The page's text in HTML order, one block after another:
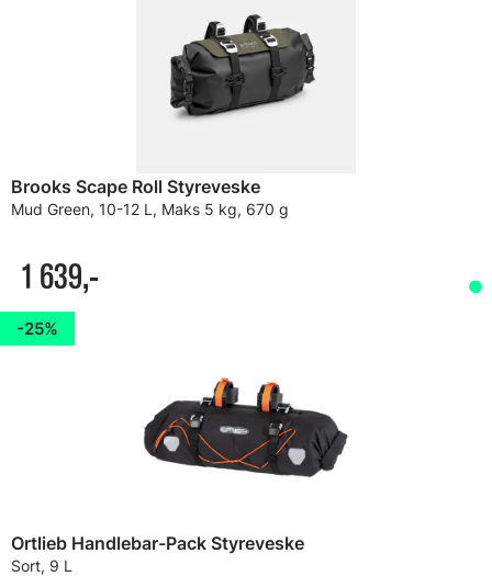
Brooks Scape Roll Styreveske
Mud Green, 10-12 L, Maks 5 kg, 670 g
1 639,-
25%
Ortlieb Handlebar-Pack Styreveske
Sort, 9 L